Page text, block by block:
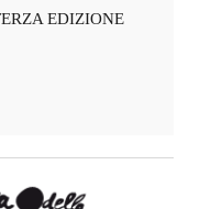
EDIZIONE